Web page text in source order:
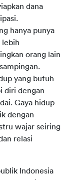
dana
hanya punya
lebih
orang lain
yang butuh
diri dengan
Gaya hidup
dengan
wajar seiring
relasi
Indonesia